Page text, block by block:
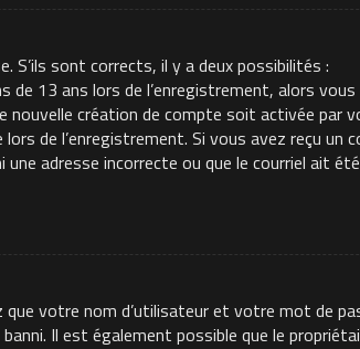
S’ils sont corrects, il y a deux possibilités :
13 ans lors de l’enregistrement, alors
création de compte soit activée par
de l’enregistrement. Si vous avez reçu un
une adresse incorrecte ou que le courriel ait
votre nom d’utilisateur et votre mot de
Il est également possible que le